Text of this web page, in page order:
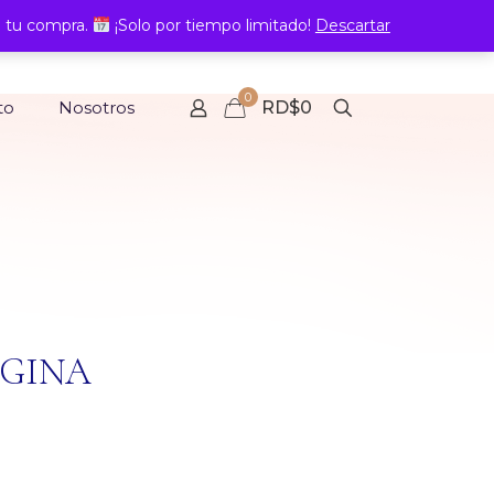
Nosotros 0 RD$0
compra. ¡Solo por tiempo limitado! Descartar